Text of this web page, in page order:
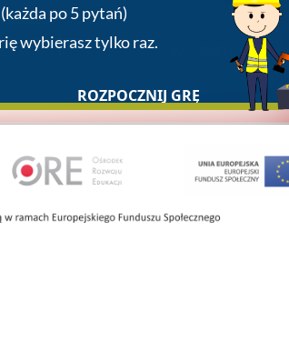
W LONDYNIE
(każda po 5 pytań)
wybierasz tylko raz.
ROZPOCZNIJ GRĘ